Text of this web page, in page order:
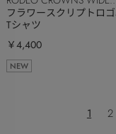
BOWL
フラワースクリプトロ
Tシャツ
￥4,400
NEW
1 2